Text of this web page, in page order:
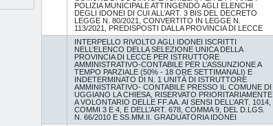
POLIZIA MUNICIPALE ATTINGENDO AGLI ELENCHI
DEGLI IDONEI DI CUI ALL’ART. 3 BIS DEL DECRETO
LEGGE N. 80/2021, CONVERTITO IN LEGGE N.
113/2021, PREDISPOSTI DALLA PROVINCIA DI LECCE
INTERPELLO RIVOLTO AGLI IDONEI ISCRITTI
NELL’ELENCO DELLA SELEZIONE UNICA DELLA
PROVINCIA DI LECCE PER ISTRUTTORE
AMMINISTRATIVO-CONTABILE PER L’ASSUNZIONE A
TEMPO PARZIALE (50% - 18 ORE SETTIMANALI) E
INDETERMINATO DI N. 1 UNITÀ DI ISTRUTTORE
AMMINISTRATIVO- CONTABILE PRESSO IL COMUNE DI
UGGIANO LA CHIESA, RISERVATO PRIORITARIAMENTE
A VOLONTARIO DELLE FF.AA. AI SENSI DELL’ART. 1014,
COMMI 3 E 4, E DELL’ART. 678, COMMA 9, DEL D.LGS.
N. 66/2010 E SS.MM.II. GRADUATORIA IDONEI